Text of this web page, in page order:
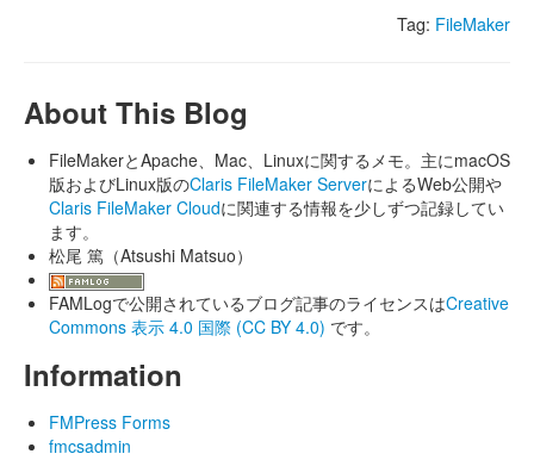
Tag: FileMaker
About This Blog
FileMakerとApache、Mac、Linuxに関するメモ。主にmacOS
版およびLinux版のClaris FileMaker ServerによるWeb公開や
Claris FileMaker Cloudに関連する情報を少しずつ記録してい
ます。
松尾 篤（Atsushi Matsuo）
FAMLogで公開されているブログ記事のライセンスはCreative
Commons 表示 4.0 国際 (CC BY 4.0) です。
Information
FMPress Forms
fmcsadmin